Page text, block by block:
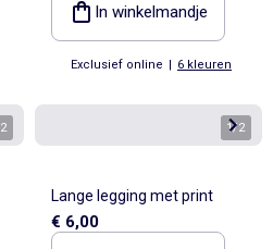
In winkelmandje
Exclusief online | 6 kleuren
2 1/2
Lange legging met print
€ 6,00